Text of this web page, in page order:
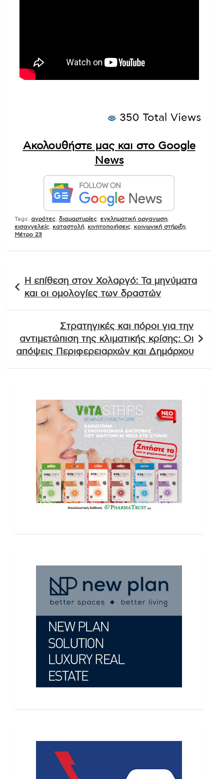
350 Total Views
Ακολουθήστε μας και στο Google
News
Tags: αγρότες διαμαρτυρίες εγκληματική οργανωση
εισαγγελείς
καταστολή κινητοποιήσεις κοινωνική στήριξη
Μέτρο 23
άρθρων
Η επίθεση στον Χολαργό: Τα μηνύματα
και οι ομολογίες των δραστών
Στρατηγικές και πόροι για την
αντιμετώπιση της κλιματικής κρίσης: Οι
απόψεις Περιφερειαρχών και Δημάρχου